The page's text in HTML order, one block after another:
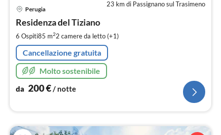
23 km di Passignano sul Trasimeno
Perugia
Residenza del Tiziano
6 Ospiti85 m22 camere da letto (+1)
Cancellazione gratuita
Molto sostenibile
da 200€/ notte